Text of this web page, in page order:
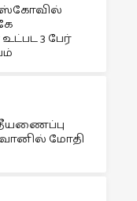
3 பேர்
மோதி